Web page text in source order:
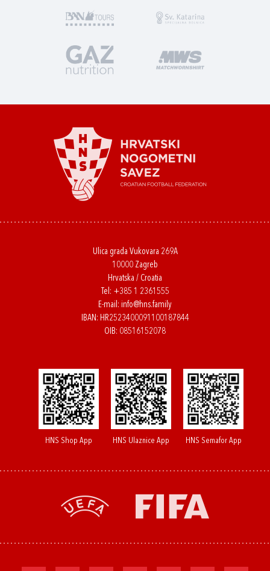
Ulica grada Vukovara 269A
10000 Zagreb
Hrvatska / Croatia
Tel: +385 1 2361555
E-mail: info@hns.family
IBAN: HR2523400091100187844
OIB: 08516152078
HNS Shop App HNS Ulaznice App HNS Semafor App